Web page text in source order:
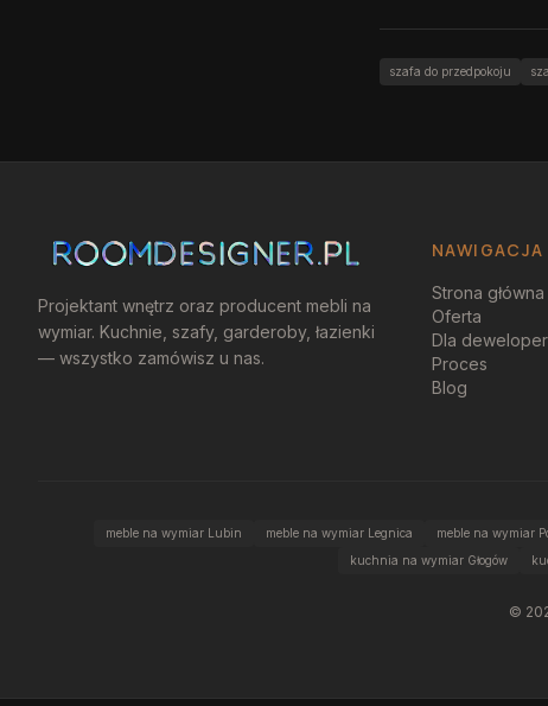
szafa do przedpokoju
Projektant wnętrz oraz producent mebli na
wymiar. Kuchnie, szafy, garderoby, łazienki
— wszystko zamówisz u nas.
NAWIGACJA
Strona główna
Oferta
Dla
Proces
Blog
meble na wymiar Lubin meble na wymiar Legnica meble na wymiar
kuchnia na wymiar Głogów
©